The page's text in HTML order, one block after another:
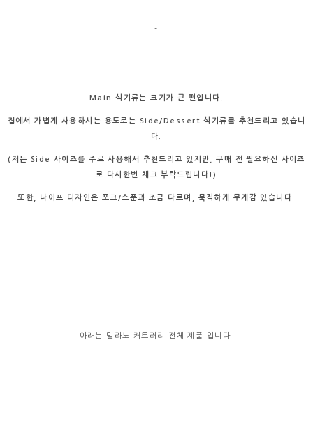
-
Main 식기류는 크기가 큰 편입니다.
집에서 가볍게 사용하시는 용도로는 Side/Dessert 식기류를 추천드리고 있습니
다.
(저는 Side 사이즈를 주로 사용해서 추천드리고 있지만, 구매 전 필요하신 사이즈
로 다시한번 체크 부탁드립니다!)
또한, 나이프 디자인은 포크/스푼과 조금 다르며, 묵직하게 무게감 있습니다.
아래는 밀라노 커트러리 전체 제품 입니다.